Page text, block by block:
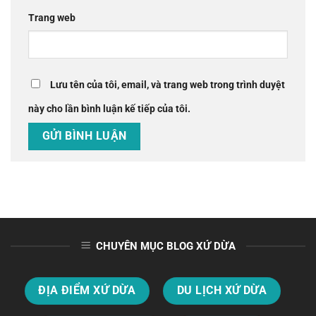
Trang web
Lưu tên của tôi, email, và trang web trong trình duyệt
này cho lần bình luận kế tiếp của tôi.
CHUYÊN MỤC BLOG XỨ DỪA
ĐỊA ĐIỂM XỨ DỪA DU LỊCH XỨ DỪA